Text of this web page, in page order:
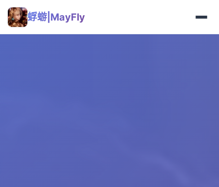
蜉蝣|MayFly